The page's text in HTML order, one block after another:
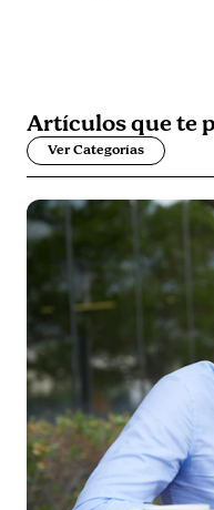
Artículos quete
Ver Categorías